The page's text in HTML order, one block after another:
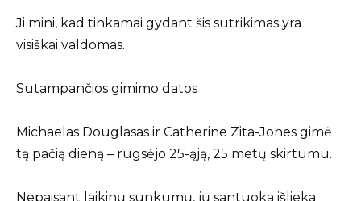
Ji mini, kad tinkamai gydant šis sutrikimas yra
visiškai valdomas.
Sutampančios gimimo datos
Michaelas Douglasas ir Catherine Zita-Jones gimė
tą pačią dieną – rugsėjo 25-ąją, 25 metų skirtumu.
Nepaisant laikinų sunkumų, jų santuoka išlieka